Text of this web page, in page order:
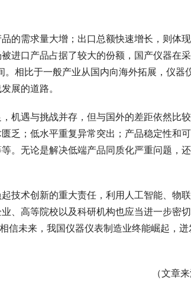
需求量大增；出口总额快速增长，则体
进口产品占据了较大的份额，国产仪器在
相比于一般产业从国内向海外拓展，仪器
展的道路。
遇与挑战并存，但与国外的差距依然比
乏；低水平重复异常突出；产品稳定性和
。无论是解决低端产品同质化严重问题，
术创新的重大责任，利用人工智能、物
、高等院校以及科研机构也应当进一步密
信未来，我国仪器仪表制造业终能崛起，
（文章